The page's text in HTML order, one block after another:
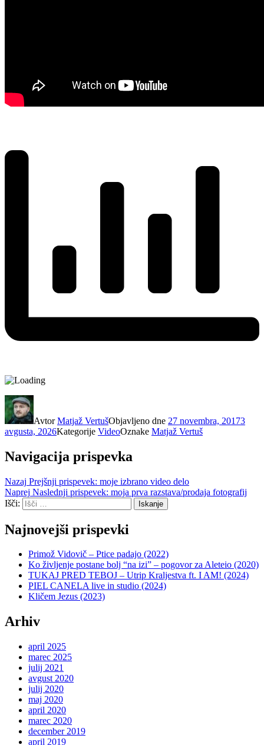
AvtorMatjaž VertušObjavljeno dne 27 novembra, 20173
avgusta, 2026Kategorije VideoOznake Matjaž Vertuš
Navigacija prispevka
Nazaj Prejšnji prispevek: moje izbrano video delo
Naprej Naslednji prispevek: moja prva razstava/prodaja fotografij
Išči:
Iskanje
Najnovejši prispevki
Primož Vidovič – Ptice padajo (2022)
Ko življenje postane bolj “na izi” – pogovor za Aleteio (2020)
TUKAJ PRED TEBOJ – Utrip Kraljestva ft. I AM! (2024)
PIEL CANELA live in studio (2024)
Kličem Jezus (2023)
Arhiv
april 2025
marec 2025
julij 2021
avgust 2020
julij 2020
maj 2020
april 2020
marec 2020
december 2019
april 2019